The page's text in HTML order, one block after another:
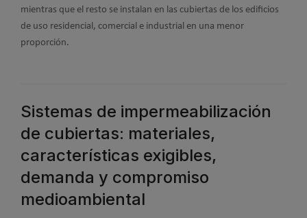
mientras que el resto se instalan en las cubiertas de los edificios
de uso residencial, comercial e industrial en una menor
proporción.
Sistemas de impermeabilización
de cubiertas: materiales,
características exigibles,
demanda y compromiso
medioambiental